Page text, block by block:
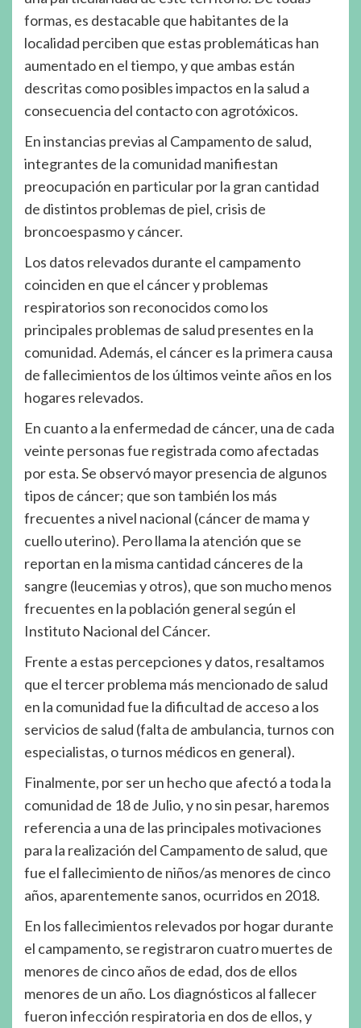
formas, es destacable que habitantes de la
localidad perciben que estas problemáticas han
aumentado en el tiempo, y que ambas están
descritas como posibles impactos en la salud a
consecuencia del contacto con agrotóxicos.
En instancias previas al Campamento de salud,
integrantes de la comunidad manifiestan
preocupación en particular por la gran cantidad
de distintos problemas de piel, crisis de
broncoespasmo y cáncer.
Los datos relevados durante el campamento
coinciden en que el cáncer y problemas
respiratorios son reconocidos como los
principales problemas de salud presentes en la
comunidad. Además, el cáncer es la primera causa
de fallecimientos de los últimos veinte años en los
hogares relevados.
En cuanto a la enfermedad de cáncer, una de cada
veinte personas fue registrada como afectadas
por esta. Se observó mayor presencia de algunos
tipos de cáncer; que son también los más
frecuentes a nivel nacional (cáncer de mama y
cuello uterino). Pero llama la atención que se
reportan en la misma cantidad cánceres de la
sangre (leucemias y otros), que son mucho menos
frecuentes en la población general según el
Instituto Nacional del Cáncer.
Frente a estas percepciones y datos, resaltamos
que el tercer problema más mencionado de salud
en la comunidad fue la dificultad de acceso a los
servicios de salud (falta de ambulancia, turnos con
especialistas, o turnos médicos en general).
Finalmente, por ser un hecho que afectó a toda la
comunidad de 18 de Julio, y no sin pesar, haremos
referencia a una de las principales motivaciones
para la realización del Campamento de salud, que
fue el fallecimiento de niños/as menores de cinco
años, aparentemente sanos, ocurridos en 2018.
En los fallecimientos relevados por hogar durante
el campamento, se registraron cuatro muertes de
menores de cinco años de edad, dos de ellos
menores de un año. Los diagnósticos al fallecer
fueron infección respiratoria en dos de ellos, y